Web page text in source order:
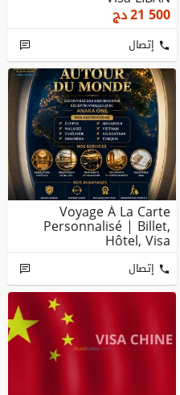
21 500دج
إتصال
Voyage À La Carte
Personnalisé | Billet,
Hôtel, Visa
إتصال